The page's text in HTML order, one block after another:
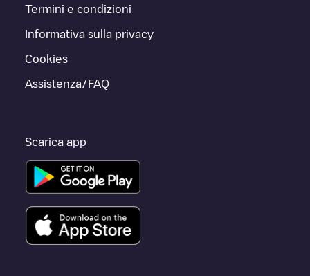
Termini e condizioni
Informativa sulla privacy
Cookies
Assistenza/FAQ
Scarica app